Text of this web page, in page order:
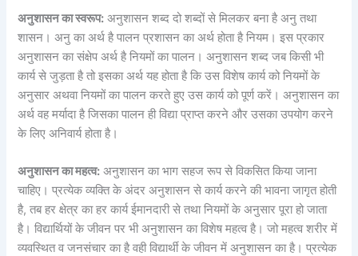
अनुशासन का स्वरूप: अनुशासन शब्द दो शब्दों से मिलकर बना है अनु तथा
शासन। अनु का अर्थ है पालन प्रशासन का अर्थ होता है नियम। इस प्रकार
अनुशासन का संक्षेप अर्थ है नियमों का पालन। अनुशासन शब्द जब किसी भी
कार्य से जुड़ता है तो इसका अर्थ यह होता है कि उस विशेष कार्य को नियमों के
अनुसार अथवा नियमों का पालन करते हुए उस कार्य को पूर्ण करें। अनुशासन का
अर्थ वह मर्यादा है जिसका पालन ही विद्या प्राप्त करने और उसका उपयोग करने
के लिए अनिवार्य होता है।
अनुशासन का महत्व: अनुशासन का भाग सहज रूप से विकसित किया जाना
चाहिए। प्रत्येक व्यक्ति के अंदर अनुशासन से कार्य करने की भावना जागृत होती
है, तब हर क्षेत्र का हर कार्य ईमानदारी से तथा नियमों के अनुसार पूरा हो जाता
है। विद्यार्थियों के जीवन पर भी अनुशासन का विशेष महत्व है। जो महत्व शरीर में
व्यवस्थित व जनसंचार का है वही विद्यार्थी के जीवन में अनुशासन का है। प्रत्येक